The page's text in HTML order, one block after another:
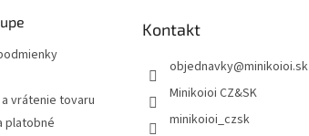
vrátenie tovaru
platobné
Kontakt
objednavky@minikoioi.sk
Minikoioi CZ&SK
minikoioi_czsk